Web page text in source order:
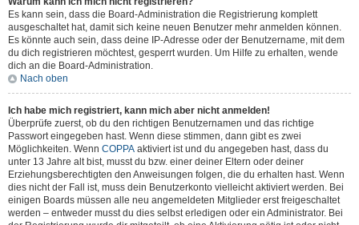
Es kann sein, dass die Board-Administration die Registrierung komplett
ausgeschaltet hat, damit sich keine neuen Benutzer mehr anmelden können.
Es könnte auch sein, dass deine IP-Adresse oder der Benutzername, mit dem
du dich registrieren möchtest, gesperrt wurden. Um Hilfe zu erhalten, wende
dich an die Board-Administration.
Nach oben
Ich habe mich registriert, kann mich aber nicht anmelden!
Überprüfe zuerst, ob du den richtigen Benutzernamen und das richtige
Passwort eingegeben hast. Wenn diese stimmen, dann gibt es zwei
Möglichkeiten. Wenn COPPA aktiviert ist und du angegeben hast, dass du
unter 13 Jahre alt bist, musst du bzw. einer deiner Eltern oder deiner
Erziehungsberechtigten den Anweisungen folgen, die du erhalten hast. Wenn
dies nicht der Fall ist, muss dein Benutzerkonto vielleicht aktiviert werden. Bei
einigen Boards müssen alle neu angemeldeten Mitglieder erst freigeschaltet
werden – entweder musst du dies selbst erledigen oder ein Administrator. Bei